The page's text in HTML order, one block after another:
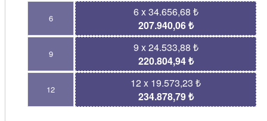
6
6 x 34.656,68 ₺
207.940,06 ₺
9
9 x 24.533,88 ₺
220.804,94 ₺
12
12 x 19.573,23 ₺
234.878,79 ₺